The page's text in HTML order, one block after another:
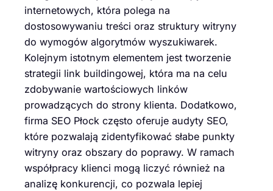
internetowych, która polega na
dostosowywaniu treści oraz struktury witryny
do wymogów algorytmów wyszukiwarek.
Kolejnym istotnym elementem jest tworzenie
strategii link buildingowej, która ma na celu
zdobywanie wartościowych linków
prowadzących do strony klienta. Dodatkowo,
firma SEO Płock często oferuje audyty SEO,
które pozwalają zidentyfikować słabe punkty
witryny oraz obszary do poprawy. W ramach
współpracy klienci mogą liczyć również na
analizę konkurencji, co pozwala lepiej